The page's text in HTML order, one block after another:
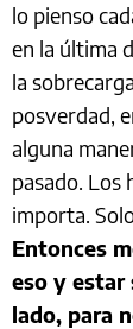
lo pienso
en la última
la
posverdad,
alguna
pasado. Los
importa.
Entonces
eso y estar
lado, para